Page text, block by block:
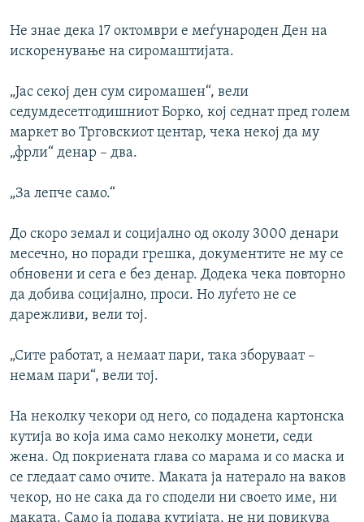
Не знае дека 17 октомври е меѓународен Ден на
искоренување на сиромаштијата.
„Јас секој ден сум сиромашен“, вели
седумдесетгодишниот Борко, кој седнат пред голем
маркет во Трговскиот центар, чека некој да му
„фрли“ денар – два.
„За лепче само.“
До скоро земал и социјално од околу 3000 денари
месечно, но поради грешка, документите не му се
обновени и сега е без денар. Додека чека повторно
да добива социјално, проси. Но луѓето не се
дарежливи, вели тој.
„Сите работат, а немаат пари, така зборуваат –
немам пари“, вели тој.
На неколку чекори од него, со подадена картонска
кутија во која има само неколку монети, седи
жена. Од покриената глава со марама и со маска и
се гледаат само очите. Маката ја натерало на ваков
чекор, но не сака да го сподели ни своето име, ни
маката. Само ја подава кутијата, не ни повикува